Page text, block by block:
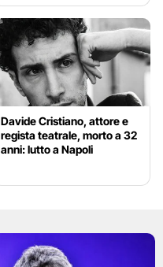
Davide Cristiano, attore e
regista teatrale, morto a 32
anni: lutto a Napoli